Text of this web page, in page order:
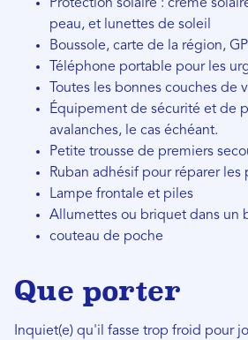
Protection solaire : crème
peau, et lunettes de soleil
Boussole, carte de la région,
Téléphone portable pour les
Toutes les bonnes couches de
Équipement de sécurité et de
avalanches, le cas échéant.
Petite trousse de premiers
Ruban adhésif pour réparer les
Lampe frontale et piles
Allumettes ou briquet dans un
couteau de poche
Que porter
Inquiet(e) qu'il fasse trop froid pour